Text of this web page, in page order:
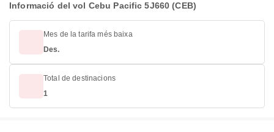
Informació del vol Cebu Pacific 5J660 (CEB)
Mes de la tarifa més baixa
Des.
Total de destinacions
1